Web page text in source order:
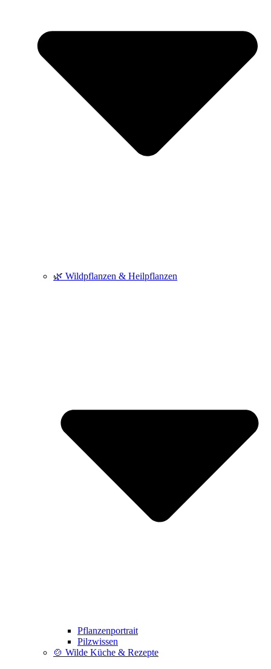
🌿 Wildpflanzen & Heilpflanzen
Pflanzenportrait
Pilzwissen
🍲 Wilde Küche & Rezepte